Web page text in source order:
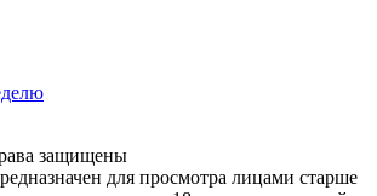
защищены
для просмотра лицами старше